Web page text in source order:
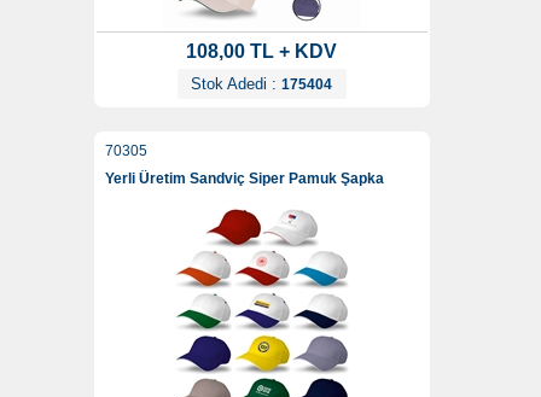
108,00 TL + KDV
Stok Adedi : 175404
70305
Yerli Üretim Sandviç Siper Pamuk Şapka